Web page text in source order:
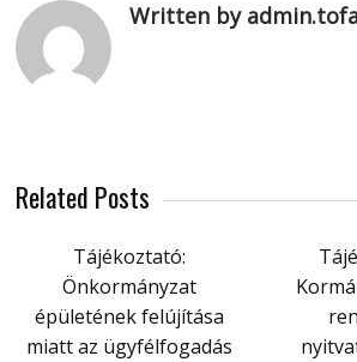
Written by
Related Posts
Tájékoztató:
Önkormányzat
épületének felújítása
miatt az ügyfélfogadás